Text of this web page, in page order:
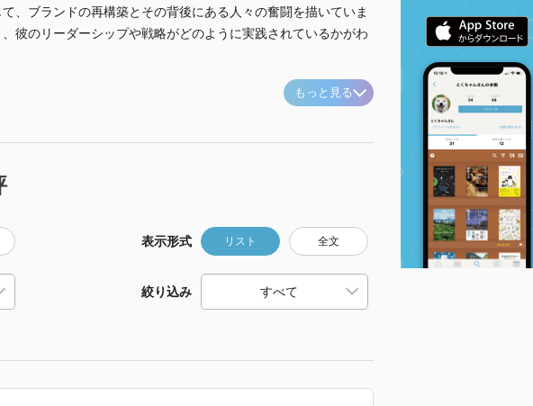
、ブランドの再構築とその背後にある人々の奮闘を描いていま
彼のリーダーシップや戦略がどのように実践されているかがわ
もっと見る
表示形式 リスト 全文
絞り込み